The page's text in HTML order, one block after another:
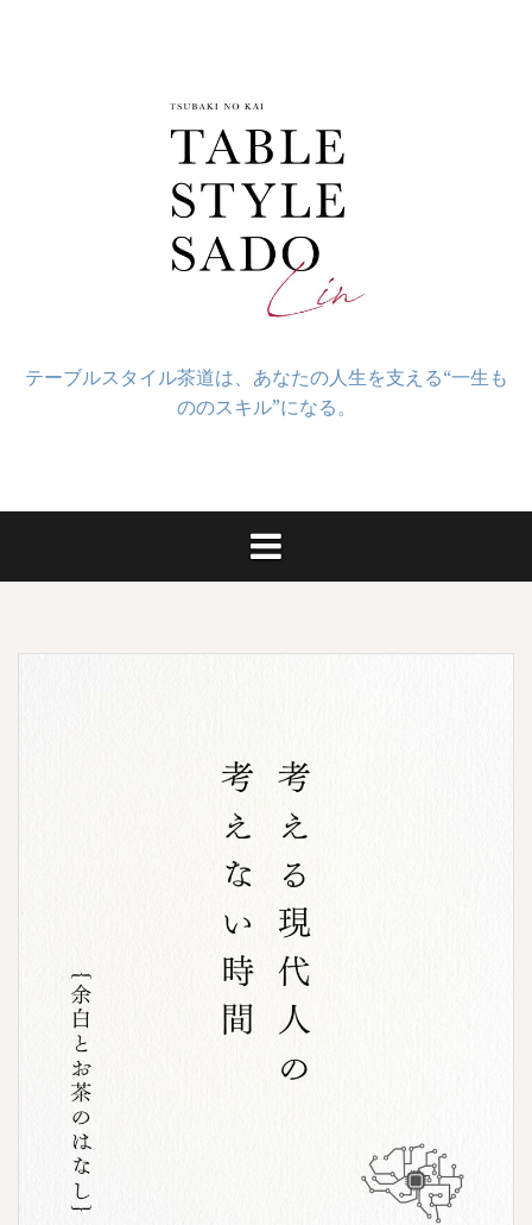
テーブルスタイル茶道は、あなたの人生を支える“一生も
ののスキル”になる。